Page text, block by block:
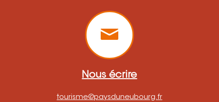
Nous écrire
tourisme@paysduneubourg.fr